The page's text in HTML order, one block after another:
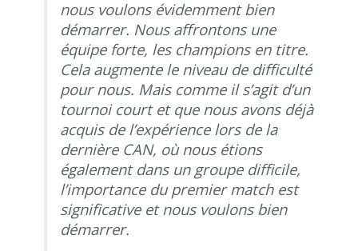
nous voulons évidemment bien
démarrer. Nous affrontons une
équipe forte, les champions en titre.
Cela augmente le niveau de difficulté
pour nous. Mais comme il s’agit d’un
tournoi court et que nous avons déjà
acquis de l’expérience lors de la
dernière CAN, où nous étions
également dans un groupe difficile,
l’importance du premier match est
significative et nous voulons bien
démarrer.